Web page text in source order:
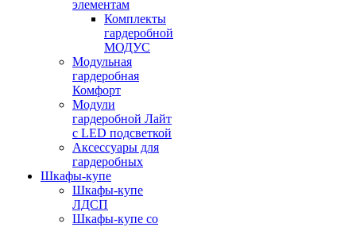
элементам
Комплекты
гардеробной
МОДУС
Модульная
гардеробная
Комфорт
Модули
гардеробной Лайт
с LED подсветкой
Аксессуары для
гардеробных
Шкафы-купе
Шкафы-купе
ЛДСП
Шкафы-купе со